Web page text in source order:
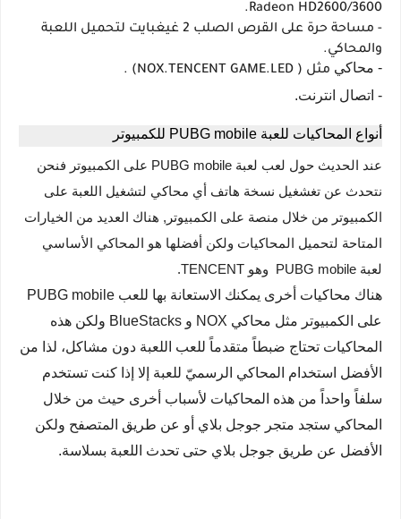
Radeon HD2600/3600.
- مساحة حرة على القرص الصلب
2 غيغبايت لتحميل اللعبة
والمحاكي.
- محاكي مثل ( NOX.TENCENT GAME.LED) .
- اتصال انترنت.
أنواع المحاكيات للعبة PUBG mobile للكمبيوتر
عند الحديث حول لعب لعبة PUBG mobile على الكمبيوتر فنحن
نتحدث عن تغشغيل نسخة هاتف أي محاكي لتشغيل اللعبة على
الكمبيوتر من خلال منصة على الكمبيوتر, هناك العديد من الخيارات
المتاحة لتحميل المحاكيات ولكن أفضلها هو المحاكي الأساسي
لعبة PUBG mobile وهو TENCENT.
هناك محاكيات أخرى يمكنك الاستعانة بها للعب PUBG mobile
على الكمبيوتر مثل محاكي NOX و BlueStacks ولكن هذه
المحاكيات تحتاج ضبطاً متقدماً للعب اللعبة دون مشاكل، لذا من
الأفضل استخدام المحاكي الرسميّ للعبة إلا إذا كنت تستخدم
سلفاً واحداً من هذه المحاكيات لأسباب أخرى حيث من خلال
المحاكي ستجد متجر جوجل بلاي أو عن طريق المتصفح ولكن
الأفضل عن طريق جوجل بلاي حتى تحدث اللعبة بسلاسة.